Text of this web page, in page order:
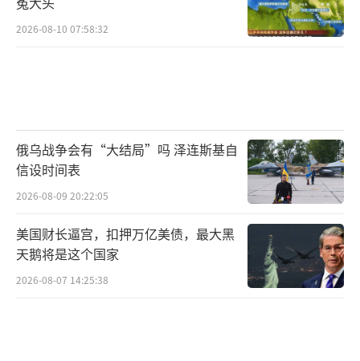
他指出，美国官员的恶意指责完全是颠倒黑
白、无中生有，目的是为干涉巴拿马内政、操
明。”
林剑进一步指出，美方应正视自身行为，
不要再妄图用“安全”与“合作”的幌子来掩
盖其插手他国内政、干扰地区和平的真实动
机。他强调，主权与尊严无法用妥协换取，对
外强硬恫吓只会让美国霸权的面目更加清晰暴
2026-08-10 07:58:32
俄乌战争会有“大结局”吗 泽连斯基自
信设时间表
2026-08-09 20:22:05
美国财长逼宫，扣押万亿美债，最大黑
天鹅将是这个国家
2026-08-07 14:25:38